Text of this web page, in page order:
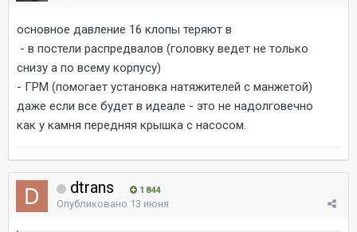
основное давление 16 клопы теряют в
- в постели распредвалов (головку ведет не только
снизу а по всему корпусу)
- ГРМ (помогает установка натяжителей с манжетой)
даже если все будет в идеале - это не надолговечно
как у камня передняя крышка с насосом.
dtrans 1 844
Опубликовано 13 июня